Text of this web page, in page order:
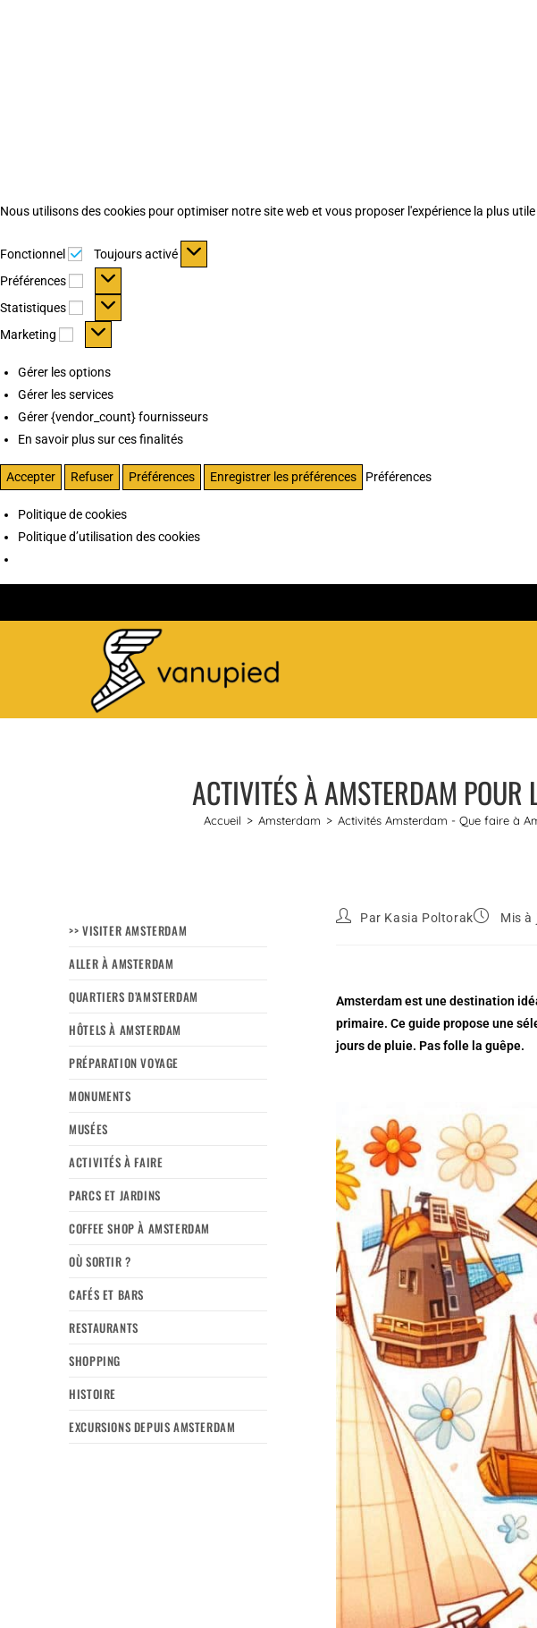
Nous utilisons des cookies pour optimiser notre site web et vous proposer l'expérience la plus
Fonctionnel Fonctionnel
Toujours activé
Préférences
Préférences
Statistiques Statistiques
Marketing Marketing
Gérer les options
Gérer les services
Gérer {vendor_count} fournisseurs
En savoir plus sur ces finalités
Accepter Refuser Préférences Enregistrer les préférences Préférences
Politique de cookies
Politique d’utilisation des cookies
ACTIVITÉS À AMSTERDAM POUR
Accueil > Amsterdam > Activités Amsterdam - Que faire à
>> VISITER AMSTERDAM
ALLER À AMSTERDAM
QUARTIERS D’AMSTERDAM
HÔTELS À AMSTERDAM
PRÉPARATION VOYAGE
MONUMENTS
MUSÉES
ACTIVITÉS À FAIRE
PARCS ET JARDINS
COFFEE SHOP À AMSTERDAM
OÙ SORTIR ?
CAFÉS ET BARS
RESTAURANTS
SHOPPING
HISTOIRE
EXCURSIONS DEPUIS AMSTERDAM
Par Kasia Poltorak Mis à
Amsterdam est une destination
primaire. Ce guide propose une
jours de pluie. Pas folle la guêpe.